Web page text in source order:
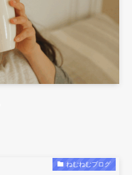
ねむねむブログ